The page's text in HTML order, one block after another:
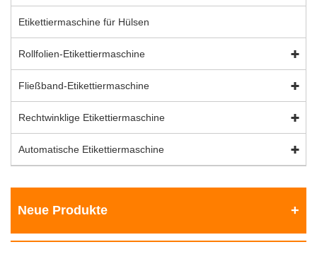
Etikettiermaschine für Hülsen
Rollfolien-Etikettiermaschine
Fließband-Etikettiermaschine
Rechtwinklige Etikettiermaschine
Automatische Etikettiermaschine
Neue Produkte